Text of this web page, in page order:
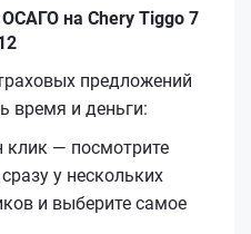
на Chery Tiggo 7
предложений
время и деньги:
клик — посмотрите
у нескольких
и выберите самое